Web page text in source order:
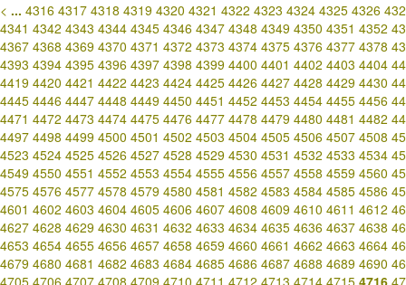
< ... 4316 4317 4318 4319 4320 4321 4322 4323 4324 4325 4326
4341 4342 4343 4344 4345 4346 4347 4348 4349 4350 4351 4352
4367 4368 4369 4370 4371 4372 4373 4374 4375 4376 4377 4378
4393 4394 4395 4396 4397 4398 4399 4400 4401 4402 4403 4404
4419 4420 4421 4422 4423 4424 4425 4426 4427 4428 4429 4430
4445 4446 4447 4448 4449 4450 4451 4452 4453 4454 4455 4456
4471 4472 4473 4474 4475 4476 4477 4478 4479 4480 4481 4482
4497 4498 4499 4500 4501 4502 4503 4504 4505 4506 4507 4508
4523 4524 4525 4526 4527 4528 4529 4530 4531 4532 4533 4534
4549 4550 4551 4552 4553 4554 4555 4556 4557 4558 4559 4560
4575 4576 4577 4578 4579 4580 4581 4582 4583 4584 4585 4586
4601 4602 4603 4604 4605 4606 4607 4608 4609 4610 4611 4612
4627 4628 4629 4630 4631 4632 4633 4634 4635 4636 4637 4638
4653 4654 4655 4656 4657 4658 4659 4660 4661 4662 4663 4664
4679 4680 4681 4682 4683 4684 4685 4686 4687 4688 4689 4690
4705 4706 4707 4708 4709 4710 4711 4712 4713 4714 4715 4716